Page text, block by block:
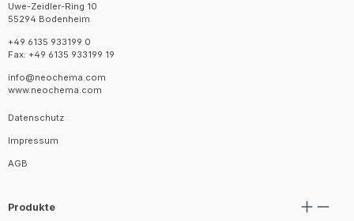
Uwe-Zeidler-Ring 10
55294 Bodenheim
+49 6135 933199 0
Fax: +49 6135 933199 19
info@neochema.com
www.neochema.com
Datenschutz
Impressum
AGB
Produkte